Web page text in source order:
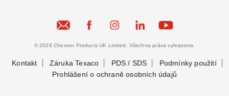
© 2026 Chevron Products UK Limited. Všechna práva vyhrazena.
Kontakt Záruka Texaco PDS / SDS
Podmínky použití
Prohlášení o ochraně osobních údajů